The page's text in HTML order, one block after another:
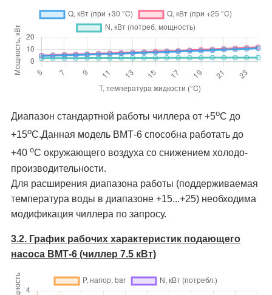
Диапазон стандартной работы чиллера от +5оC до
+15оC.Данная модель ВМТ-6 способна работать до
+40 оC окружающего воздуха со снижением холодо­
производительности.
Для расширения диапазона работы (поддерживаемая
температура воды в диапазоне +15...+25) необходима
модификация чиллера по запросу.
3.2. График рабочих характеристик подающего
насоса ВМТ-6 (чиллер 7.5 кВт)